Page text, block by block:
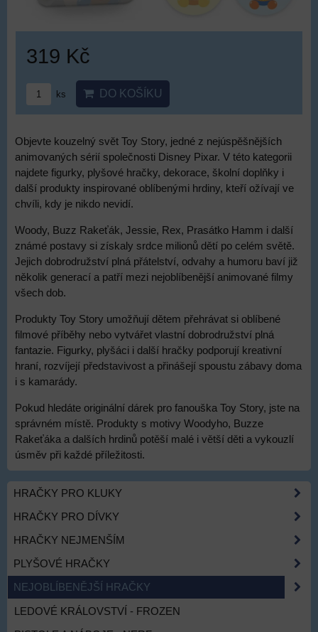
319 Kč
ks DO KOŠÍKU
Objevte kouzelný svět Toy Story, jedné z nejúspěšnějších
animovaných sérií společnosti Disney Pixar. V této kategorii
najdete figurky, plyšové hračky, dekorace, školní doplňky i
další produkty inspirované oblíbenými hrdiny, kteří ožívají ve
chvíli, kdy je nikdo nevidí.
Woody, Buzz Rakeťák, Jessie, Rex, Prasátko Hamm i další
známé postavy si získaly srdce milionů dětí po celém světě.
Jejich dobrodružství plná přátelství, odvahy a humoru baví již
několik generací a patří mezi nejoblíbenější animované filmy
všech dob.
Produkty Toy Story umožňují dětem přehrávat si oblíbené
filmové příběhy nebo vytvářet vlastní dobrodružství plná
fantazie. Figurky, plyšáci i další hračky podporují kreativní
hraní, rozvíjejí představivost a přinášejí spoustu zábavy doma
i s kamarády.
Pokud hledáte originální dárek pro fanouška Toy Story, jste na
správném místě. Produkty s motivy Woodyho, Buzze
Rakeťáka a dalších hrdinů potěší malé i větší děti a vykouzlí
úsměv při každé příležitosti.
HRAČKY PRO KLUKY
HRAČKY PRO DÍVKY
HRAČKY NEJMENŠÍM
PLYŠOVÉ HRAČKY
NEJOBLÍBENĚJŠÍ HRAČKY
LEDOVÉ KRÁLOVSTVÍ - FROZEN